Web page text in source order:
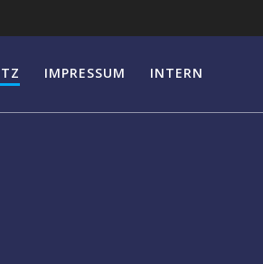
IMPRESSUM INTERN